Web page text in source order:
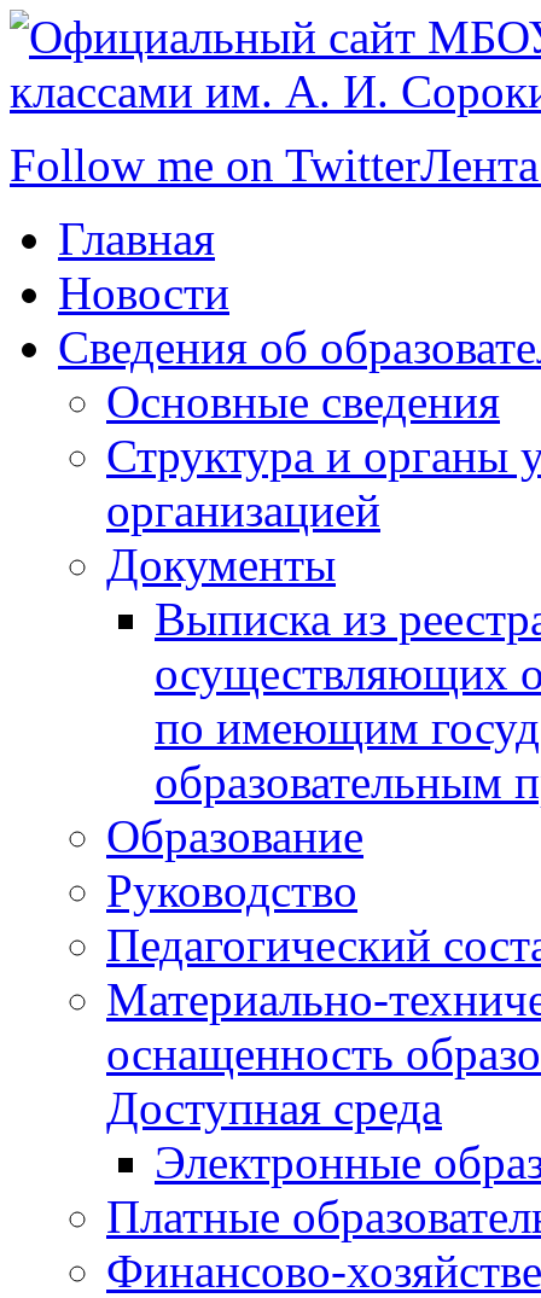
Follow me on Twitter
Главная
Новости
Сведения об
Основные сведения
Структура и органы
организацией
Документы
Выписка из
осуществляющих
по имеющим
образовательным
Образование
Руководство
Педагогический
Материально-
оснащенность
Доступная среда
Электронные
Платные
Финансово-